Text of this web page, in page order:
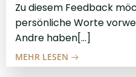
Zu diesem Feedback
persönliche Worte
Andre haben[…]
MEHR LESEN